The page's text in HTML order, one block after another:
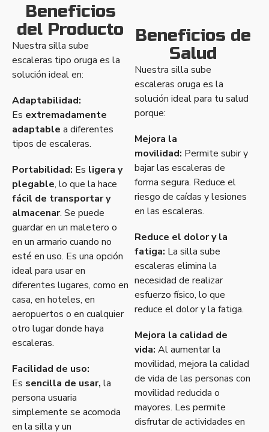
Beneficios
del Producto
Nuestra silla sube
escaleras tipo oruga es la
solución ideal en:
Adaptabilidad:
Es extremadamente
adaptable a diferentes
tipos de escaleras.
Portabilidad: Es ligera y
plegable, lo que la hace
fácil de transportar y
almacenar. Se puede
guardar en un maletero o
en un armario cuando no
esté en uso. Es una opción
ideal para usar en
diferentes lugares, como en
casa, en hoteles, en
aeropuertos o en cualquier
otro lugar donde haya
escaleras.
Facilidad de uso:
Es sencilla de usar, la
persona usuaria
simplemente se acomoda
en la silla y un
Beneficios de
Salud
Nuestra silla sube
escaleras oruga es la
solución ideal para tu salud
porque:
Mejora la
movilidad: Permite subir y
bajar las escaleras de
forma segura. Reduce el
riesgo de caídas y lesiones
en las escaleras.
Reduce el dolor y la
fatiga: La silla sube
escaleras elimina la
necesidad de realizar
esfuerzo físico, lo que
reduce el dolor y la fatiga.
Mejora la calidad de
vida: Al aumentar la
movilidad, mejora la calidad
de vida de las personas con
movilidad reducida o
mayores. Les permite
disfrutar de actividades en